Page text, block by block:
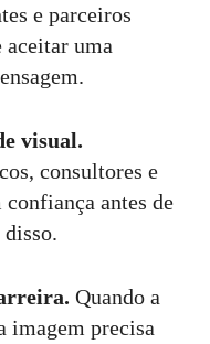
e parceiros
aceitar uma
visual.
consultores e
antes de
Quando a
imagem precisa